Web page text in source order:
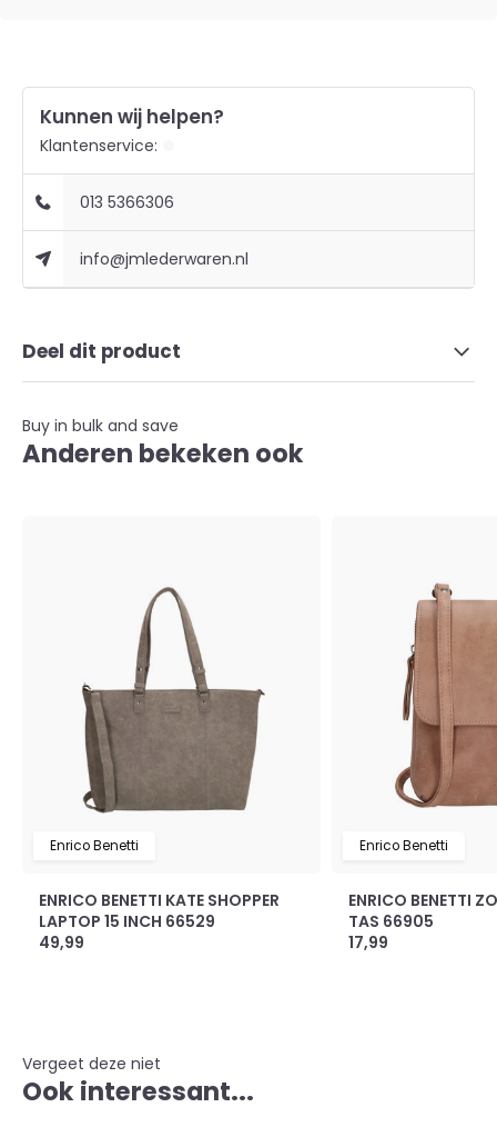
Kunnen wij helpen?
Klantenservice:
013 5366306
info@jmlederwaren.nl
Deel dit product
Buy in bulk and save
Anderen bekeken ook
Enrico Benetti
ENRICO BENETTI KATE SHOPPER
LAPTOP 15 INCH 66529
49,99
Enrico Benetti
ENRICO BENETTI
TAS 66905
17,99
Vergeet deze niet
Ook interessant...